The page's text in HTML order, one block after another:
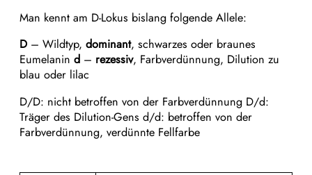
Man kennt am D-Lokus bislang folgende Allele:
D – Wildtyp, dominant, schwarzes oder braunes
Eumelanin d – rezessiv, Farbverdünnung, Dilution zu
blau oder lilac
D/D: nicht betroffen von der Farbverdünnung D/d:
Träger des Dilution-Gens d/d: betroffen von der
Farbverdünnung, verdünnte Fellfarbe